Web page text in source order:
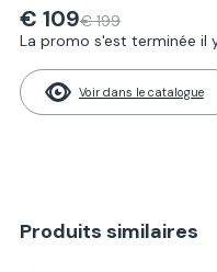
€ 109€ 199
La promo s'est terminée il
Voir dans le catalogue
Produits similaires